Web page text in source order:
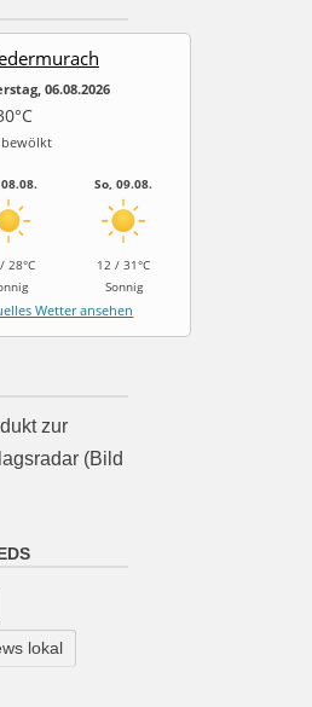
06.08.2026
bewölkt
28°C
So, 09.08.
12 / 31°C
Sonnig
Wetter ansehen
lokal